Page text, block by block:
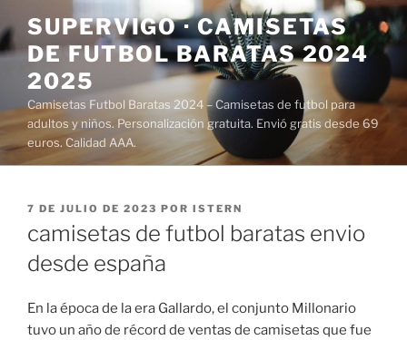
al
contenido
SUPERVIGO · CAMISETAS
DE FUTBOL BARATAS 2024
2025
Camisetas Futbol Baratas 2024 – Camisetas de futbol para
adultos y niños. Personalización gratuita. Envió gratis desde 69
euros. Calidad AAA.
PUBLICADO
7 DE JULIO DE 2023 POR ISTERN
camisetas de futbol baratas envio
desde españa
En la época de la era Gallardo, el conjunto Millonario
tuvo un año de récord de ventas de camisetas que fue